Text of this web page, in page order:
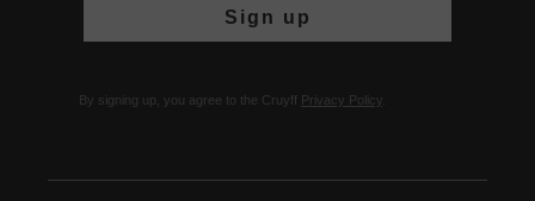
Sign up
By signing up, you agree to the Cruyff Privacy Policy